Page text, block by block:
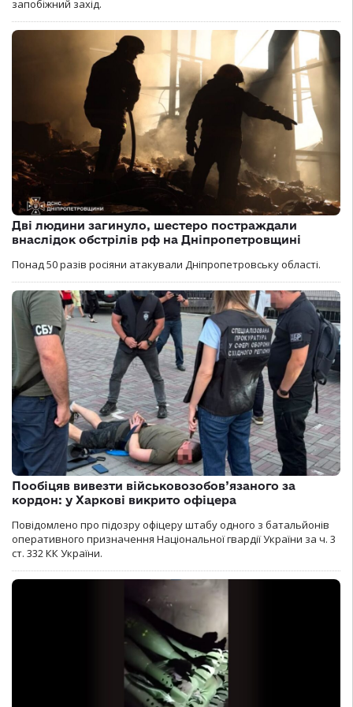
запобіжний захід.
Дві людини загинуло, шестеро постраждали
внаслідок обстрілів рф на Дніпропетровщині
Понад 50 разів росіяни атакували Дніпропетровську області.
Пообіцяв вивезти військовозобов’язаного за
кордон: у Харкові викрито офіцера
Повідомлено про підозру офіцеру штабу одного з батальйонів
оперативного призначення Національної гвардії України за ч. 3
ст. 332 КК України.